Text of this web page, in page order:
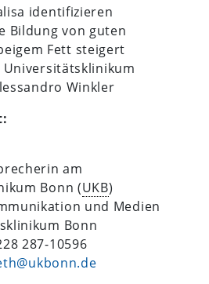
identifizieren
Bildung von guten
Fett steigert
Universitätsklinikum
Winkler
am
Bonn (UKB)
und Medien
Bonn
287-10596